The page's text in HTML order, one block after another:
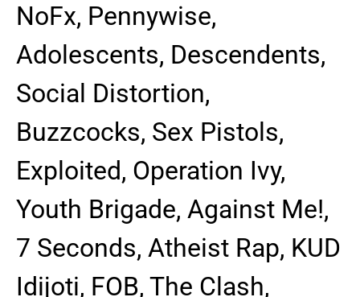
NoFx, Pennywise,
Adolescents, Descendents,
Social Distortion,
Buzzcocks, Sex Pistols,
Exploited, Operation Ivy,
Youth Brigade, Against Me!,
7 Seconds, Atheist Rap, KUD
Idijoti, FOB, The Clash,